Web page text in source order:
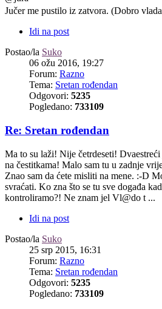
Jučer me pustilo iz zatvora. (Dobro
Idi na post
Postao/la Suko
06 ožu 2016, 19:27
Forum: Razno
Tema: Sretan rođendan
Odgovori: 5235
Pogledano: 733109
Re: Sretan rođendan
Ma to su laži! Nije četrdeseti!
na čestitkama! Malo sam tu u zadnje
Znao sam da ćete misliti na mene. :-D
svraćati. Ko zna što se tu sve događa
kontroliramo?! Ne znam jel Vl@do t ...
Idi na post
Postao/la Suko
25 srp 2015, 16:31
Forum: Razno
Tema: Sretan rođendan
Odgovori: 5235
Pogledano: 733109